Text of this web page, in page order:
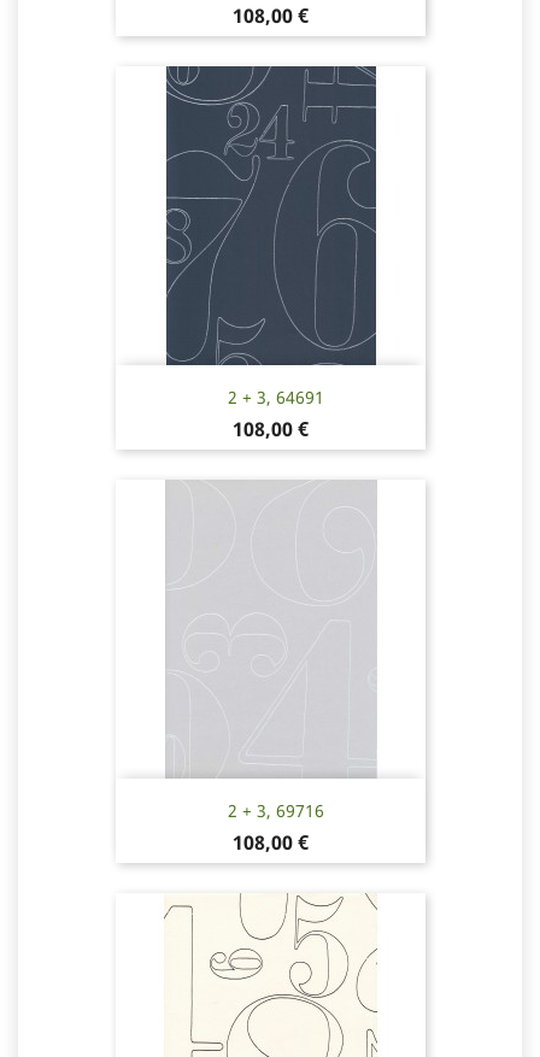
Hinta
108,00 €
2 + 3, 64691
Hinta
108,00 €
2 + 3, 69716
Hinta
108,00 €